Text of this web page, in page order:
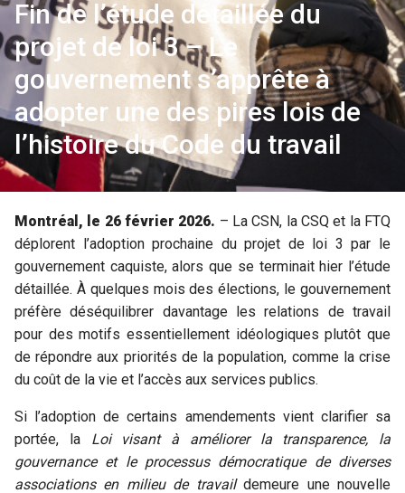
Fin de l’étude détaillée du
projet de loi 3 – Le
gouvernement s’apprête à
adopter une des pires lois de
l’histoire du Code du travail
Montréal, le 26 février 2026. – La CSN, la CSQ et la FTQ
déplorent l’adoption prochaine du projet de loi 3 par le
gouvernement caquiste, alors que se terminait hier l’étude
détaillée. À quelques mois des élections, le gouvernement
préfère déséquilibrer davantage les relations de travail
pour des motifs essentiellement idéologiques plutôt que
de répondre aux priorités de la population, comme la crise
du coût de la vie et l’accès aux services publics.
Si l’adoption de certains amendements vient clarifier sa
portée, la Loi visant à améliorer la transparence, la
gouvernance et le processus démocratique de diverses
associations en milieu de travaildemeure une nouvelle